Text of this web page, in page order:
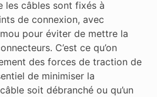
les câbles sont fixés à
de connexion, avec
pour éviter de mettre la
C’est ce qu’on
des forces de traction de
de minimiser la
soit débranché ou qu’un